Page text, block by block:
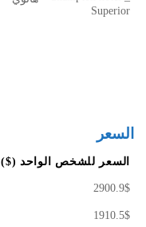
Superior
السعر
السعر للشخص الواحد ($)
2900.9$
1910.5$